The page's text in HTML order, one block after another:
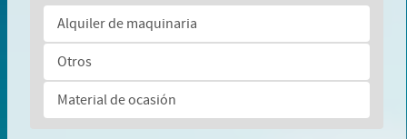
Alquiler de maquinaria
Otros
Material de ocasión